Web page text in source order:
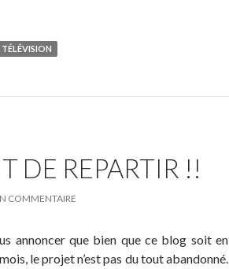
TÉLÉVISION
DE REPARTIR !!
COMMENTAIRE
annoncer que bien que ce blog soit en
le projet n’est pas du tout abandonné.